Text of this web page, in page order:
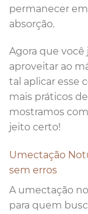
permanecer
absorção.
Agora que você
aproveitar ao
tal aplicar esse
mais práticos
mostramos
jeito certo!
Umectação
sem erros
A umectação
para quem